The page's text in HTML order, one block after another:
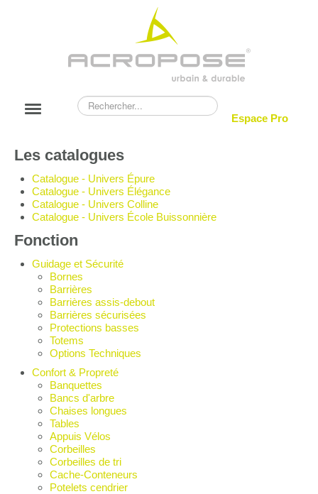
Rechercher
Espace Pro
Basculer
ACROPOSE
CATALOGUE
RÉALISATIONS
CONTACT
Les catalogues
Catalogue - Univers Épure
Catalogue - Univers Élégance
Catalogue - Univers Colline
Catalogue - Univers École Buissonnière
Fonction
Guidage et Sécurité
Bornes
Barrières
Barrières assis-debout
Barrières sécurisées
Protections basses
Totems
Options Techniques
Confort & Propreté
Banquettes
Bancs d'arbre
Chaises longues
Tables
Appuis Vélos
Corbeilles
Corbeilles de tri
Cache-Conteneurs
Potelets cendrier